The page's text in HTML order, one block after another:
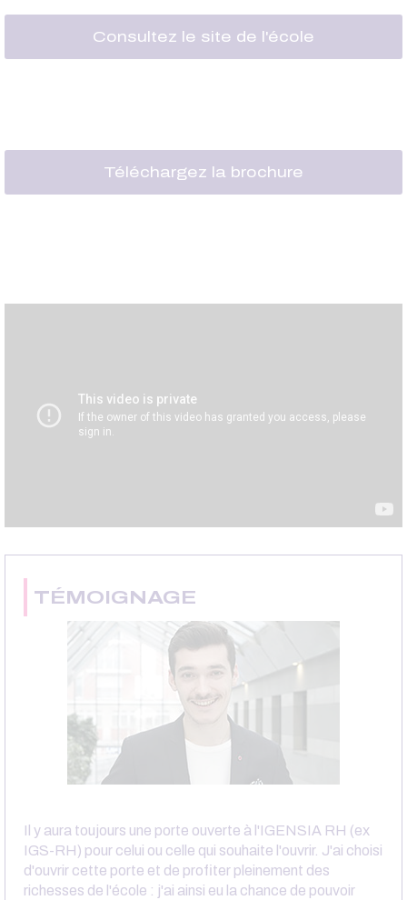
Consultez le site de l'école
Téléchargez la brochure
TÉMOIGNAGE
Il y aura toujours une porte ouverte à l'IGENSIA RH (ex
IGS-RH) pour celui ou celle qui souhaite l'ouvrir. J'ai choisi
d'ouvrir cette porte et de profiter pleinement des
richesses de l'école : j'ai ainsi eu la chance de pouvoir